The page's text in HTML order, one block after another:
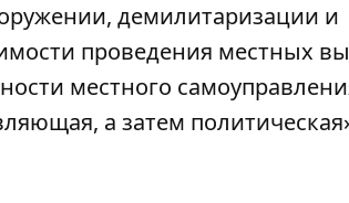
демилитаризации и
проведения местных
местного
а затем